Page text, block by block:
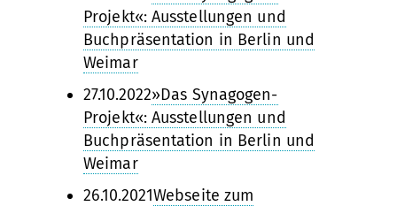
Projekt«: Ausstellungen und
Buchpräsentation in Berlin und
Weimar
27.10.2022»Das Synagogen-
Projekt«: Ausstellungen und
Buchpräsentation in Berlin und
Weimar
26.10.2021Webseite zum